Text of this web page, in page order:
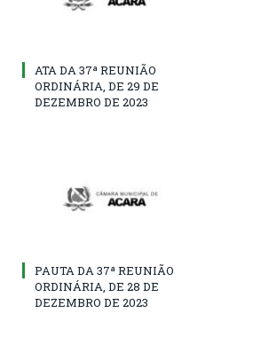
ATA DA 37ª REUNIÃO
ORDINÁRIA, DE 29 DE
DEZEMBRO DE 2023
PAUTA DA 37ª REUNIÃO
ORDINÁRIA, DE 28 DE
DEZEMBRO DE 2023